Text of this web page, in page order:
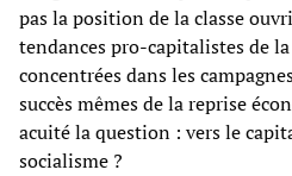
pas la position de la classe
tendances pro-capitalistes de
concentrées dans les
succès mêmes de la reprise
acuité la question : vers le
socialisme ?